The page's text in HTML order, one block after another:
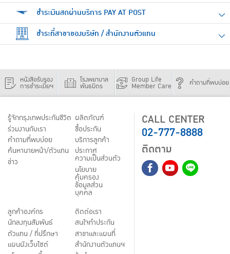
ชำระเงินสดผ่านบริการ PAY AT POST
ชำระที่สาขาของบริษัท / สำนักงานตัวแทน
หนังสือรับรอง
การชำระเบี้ยฯ
โรงพยาบาล
พันธมิตร
Group Life
Member Care คำถามที่พบบ่อย
รู้จักกรุงเทพประกันชีวิต
ร่วมงานกับเรา
คำถามที่พบบ่อย
ค้นหานายหน้า/ตัวแทน
ข่าว
ผลิตภัณฑ์
ชื้อประกัน
บริการลูกค้า
ประกาศ
ความเป็นส่วนตัว
นโยบาย
คุ้มครอง
ข้อมูลส่วน
บุคคล
ลูกค้าองค์กร
นักลงทุนสัมพันธ์
ตัวแทน / ที่ปรึกษา
แผนผังเว็บไซต์
ติดต่อเรา
สนใจทำประกัน
สาขาและแผนที่
สำนักงานตัวแทนฯ
CALL CENTER
02-777-8888
ติดตาม